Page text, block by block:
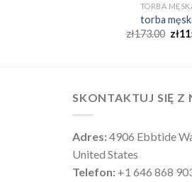
TORBA
torba
zł173.00 zł
SKONTAKTUJ SIĘ Z
Adres:4906 Ebbtide
United States
Telefon: +1 646 868